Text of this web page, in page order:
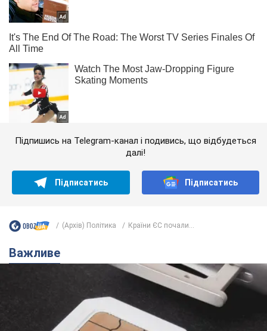
Підпишись на Telegram-канал і подивись, що відбудеться
далі!
Підписатись Підписатись
(Архів) Політика Країни ЄС почали...
Важливе